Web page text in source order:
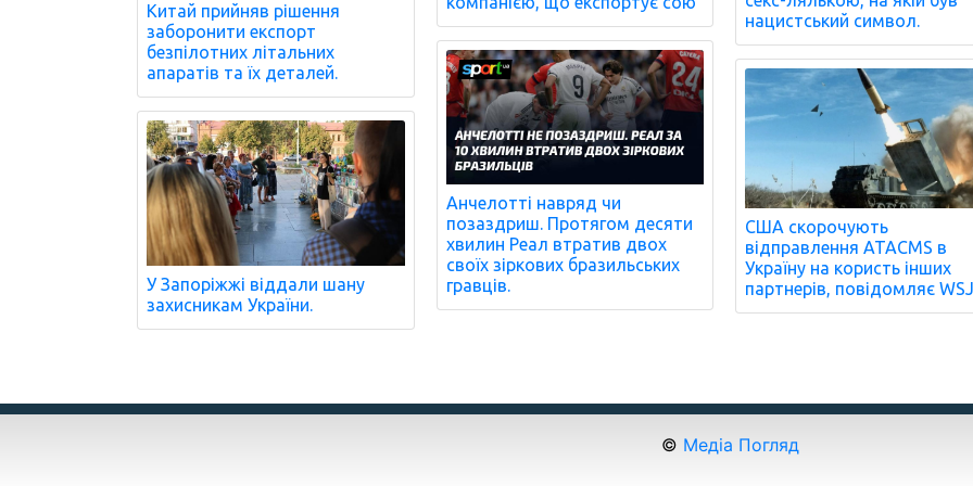
Китай прийняв рішення
заборонити експорт
безпілотних літальних
апаратів та їх деталей.
У Запоріжжі віддали шану
захисникам України.
Анчелотті навряд чи
позаздриш. Протягом десяти
хвилин Реал втратив двох
своїх зіркових бразильських
гравців.
нацистський символ.
США скорочують
відправлення ATACMS в
Україну на користь інших
партнерів, повідомляє
© Медіа Погляд